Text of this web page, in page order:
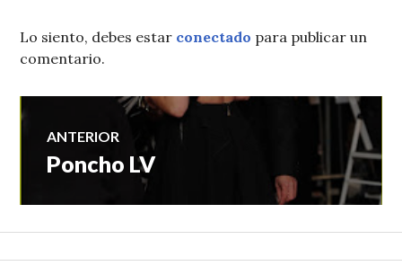
Lo siento, debes estar conectado para publicar un
comentario.
Navegación
de
entradas
ANTERIOR
Entrada
Poncho LV